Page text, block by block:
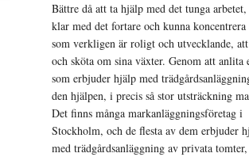
Bättre då att ta hjälp med det tunga
klar med det fortare och kunna koncentrera
som verkligen är roligt och utvecklande,
och sköta om sina växter. Genom att anlita
som erbjuder hjälp med
den hjälpen, i precis så stor utsträckning
Det finns många markanläggningsföretag i
Stockholm, och de flesta av dem erbjuder
med trädgårdsanläggning av privata